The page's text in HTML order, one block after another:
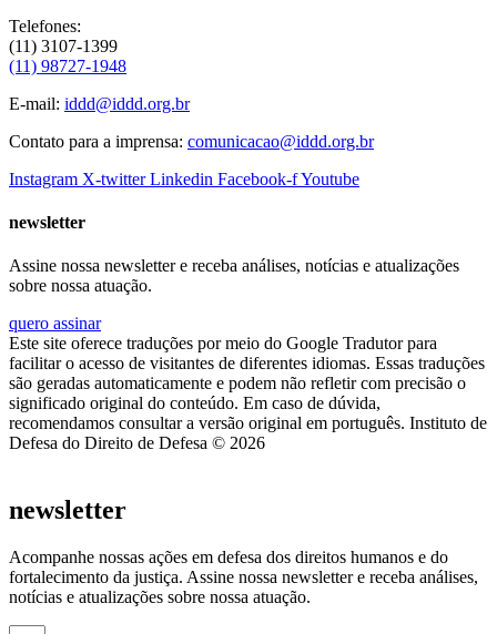
Telefones:
(11) 3107-1399
(11) 98727-1948
E-mail: iddd@iddd.org.br
Contato para a imprensa: comunicacao@iddd.org.br
Instagram X-twitter Linkedin Facebook-fYoutube
newsletter
Assine nossa newsletter e receba análises, notícias e atualizações
sobre nossa atuação.
quero assinar
Este site oferece traduções por meio do Google Tradutor para
facilitar o acesso de visitantes de diferentes idiomas. Essas traduções
são geradas automaticamente e podem não refletir com precisão o
significado original do conteúdo. Em caso de dúvida,
recomendamos consultar a versão original em português. Instituto de
Defesa do Direito de Defesa © 2026
newsletter
Acompanhe nossas ações em defesa dos direitos humanos e do
fortalecimento da justiça. Assine nossa newsletter e receba análises,
notícias e atualizações sobre nossa atuação.